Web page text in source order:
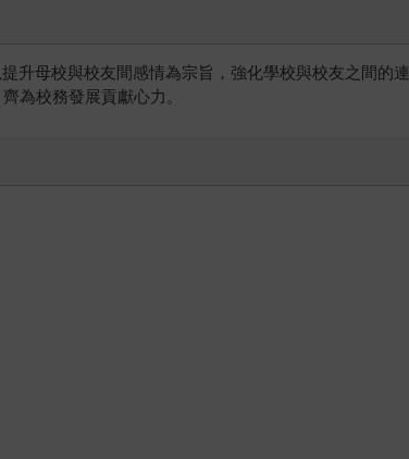
升母校與校友間感情為宗旨，強化學校與校友之間的
為校務發展貢獻心力。